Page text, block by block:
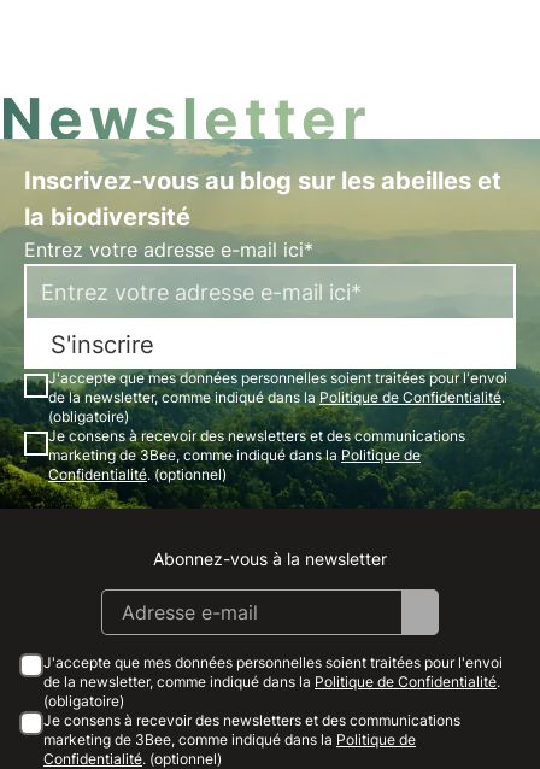
Newsletter
Inscrivez-vous au blog sur les abeilles et
la biodiversité
Entrez votre adresse e-mail ici*
S'inscrire
J'accepte que mes données personnelles soient traitées pour l'envoi
de la newsletter, comme indiqué dans la Politique de Confidentialité.
(obligatoire)
Je consens à recevoir des newsletters et des communications
marketing de 3Bee, comme indiqué dans la Politique de
Confidentialité. (optionnel)
Instagram
Facebook
Linkedin
Youtube
Abonnez-vous à la newsletter
J'accepte que mes données personnelles soient traitées pour l'envoi
de la newsletter, comme indiqué dans la Politique de Confidentialité.
(obligatoire)
Je consens à recevoir des newsletters et des communications
marketing de 3Bee, comme indiqué dans la Politique de
Confidentialité. (optionnel)